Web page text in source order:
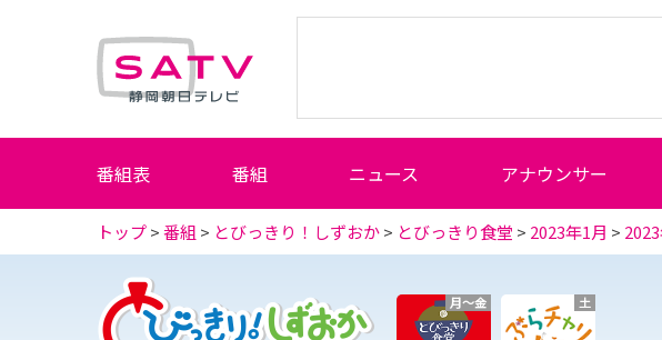
番組表 番組 ニュース アナウンサー
トップ>番組 > とびっきり！しずおか> とびっきり食堂 > 2023年1月 >
月～金 土